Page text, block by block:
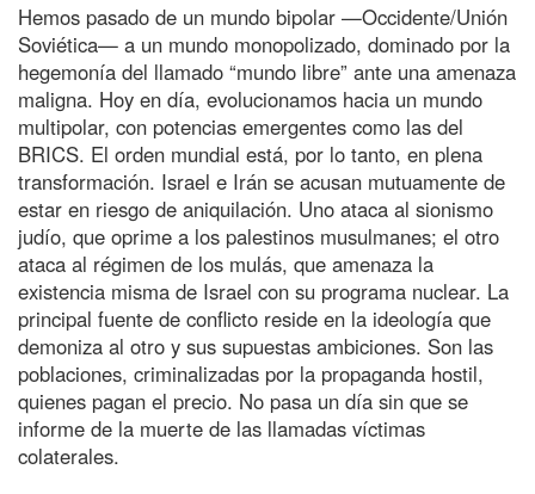
Hemos pasado de un mundo bipolar —Occidente/Unión
Soviética— a un mundo monopolizado, dominado por la
hegemonía del llamado “mundo libre” ante una amenaza
maligna. Hoy en día, evolucionamos hacia un mundo
multipolar, con potencias emergentes como las del
BRICS. El orden mundial está, por lo tanto, en plena
transformación. Israel e Irán se acusan mutuamente de
estar en riesgo de aniquilación. Uno ataca al sionismo
judío, que oprime a los palestinos musulmanes; el otro
ataca al régimen de los mulás, que amenaza la
existencia misma de Israel con su programa nuclear. La
principal fuente de conflicto reside en la ideología que
demoniza al otro y sus supuestas ambiciones. Son las
poblaciones, criminalizadas por la propaganda hostil,
quienes pagan el precio. No pasa un día sin que se
informe de la muerte de las llamadas víctimas
colaterales.